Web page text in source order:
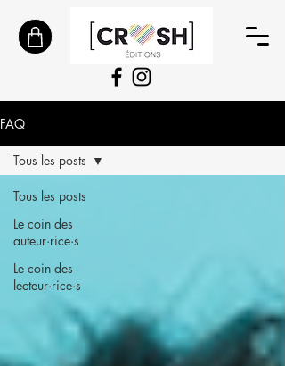
FAQ
Tous les posts
Le coin des
auteur·rice·s
Le coin des
lecteur·rice·s
Tous les posts